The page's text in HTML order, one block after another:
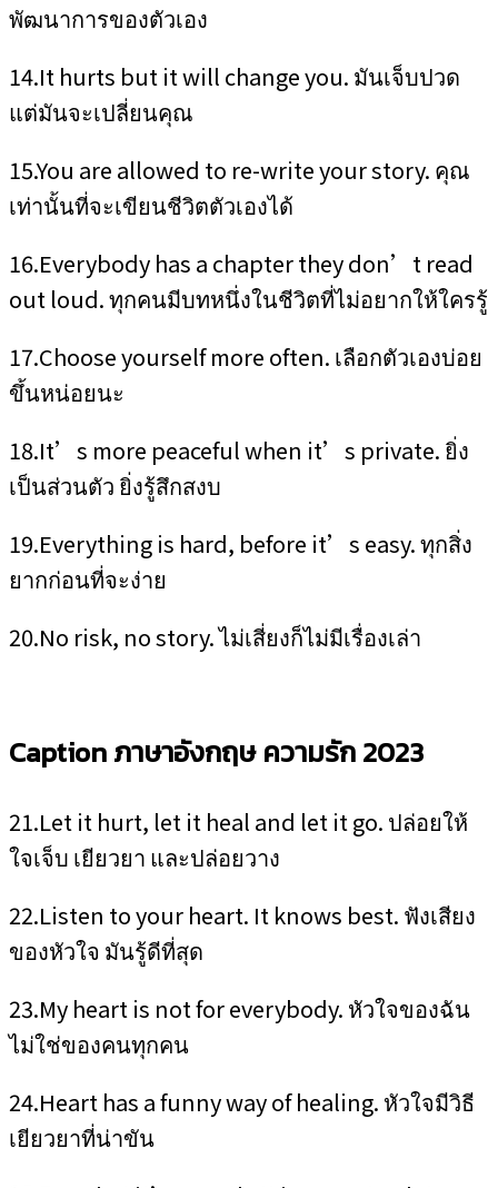
พัฒนาการของตัวเอง
14.It hurts but it will change you. มันเจ็บปวด
แต่มันจะเปลี่ยนคุณ
15.You are allowed to re-write your story. คุณ
เท่านั้นที่จะเขียนชีวิตตัวเองได้
16.Everybody has a chapter they don’t read
out loud. ทุกคนมีบทหนึ่งในชีวิตที่ไม่อยากให้ใครรู้
17.Choose yourself more often. เลือกตัวเองบ่อย
ขึ้นหน่อยนะ
18.It’s more peaceful when it’s private. ยิ่ง
เป็นส่วนตัว ยิ่งรู้สึกสงบ
19.Everything is hard, before it’s easy. ทุกสิ่ง
ยากก่อนที่จะง่าย
20.No risk, no story. ไม่เสี่ยงก็ไม่มีเรื่องเล่า
Caption ภาษาอังกฤษ ความรัก 2023
21.Let it hurt, let it heal and let it go. ปล่อยให้
ใจเจ็บ เยียวยา และปล่อยวาง
22.Listen to your heart. It knows best. ฟังเสียง
ของหัวใจ มันรู้ดีที่สุด
23.My heart is not for everybody. หัวใจของฉัน
ไม่ใช่ของคนทุกคน
24.Heart has a funny way of healing. หัวใจมีวิธี
เยียวยาที่น่าขัน